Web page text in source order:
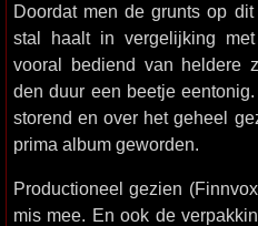
Doordat men de grunts op
stal haalt in vergelijking
vooral bediend van heldere
den duur een beetje
storend en over het geheel
prima album geworden.
Productioneel gezien
mis mee. En ook de